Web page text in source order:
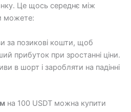
Це щось середнє між
можете:
за позикові кошти, щоб
прибуток при зростанні ціни.
в шорт і заробляти на падінні
на 100 USDT можна купити